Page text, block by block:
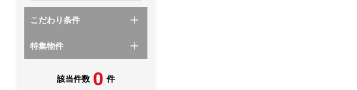
こだわり条件
特集物件
該当件数 0 件